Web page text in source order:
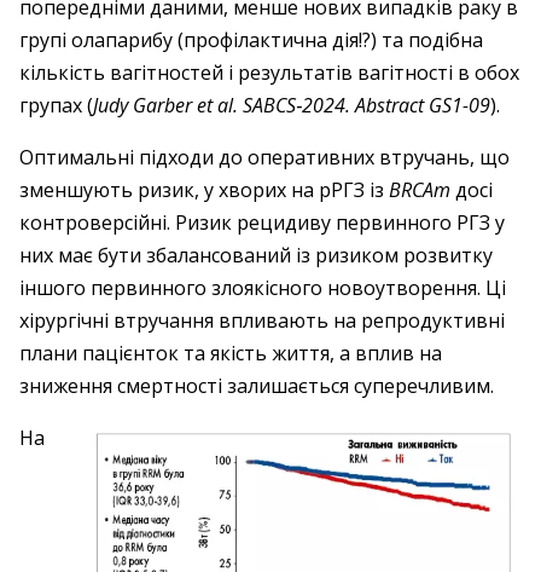
попередніми даними, менше нових випадків раку в
групі олапарибу (профілактична дія!?) та подібна
кількість вагітностей і результатів вагітності в обох
групах (Judy Garber et al. SABCS‑2024. Abstract GS1-09).
Оптимальні підходи до оперативних втручань, що
зменшують ризик, у хворих на рРГЗ із BRCAm досі
контроверсійні. Ризик рецидиву первинного РГЗ у
них має бути збалансований із ризиком розвитку
іншого первинного злоякісного новоутворення. Ці
хірургічні втручання впливають на репродуктивні
плани пацієнток та якість життя, а вплив на
зниження смертності залишається суперечливим.
На